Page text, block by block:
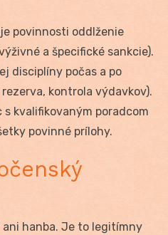
povinnosti oddlženie
a špecifické sankcie).
disciplíny počas a po
kontrola výdavkov).
s kvalifikovaným poradcom
povinné prílohy.
ani hanba. Je to legitímny